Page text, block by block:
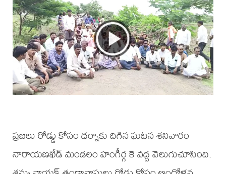
ప్రజలు రోడ్డు కోసం ధర్నాకు దిగిన ఘటన శనివారం
నారాయణఖేడ్ మండలం హంగీర్గ కె వద్ద వెలుగుచూసింది.